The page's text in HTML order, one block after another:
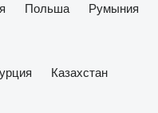
Польша
Румыния
Казахстан